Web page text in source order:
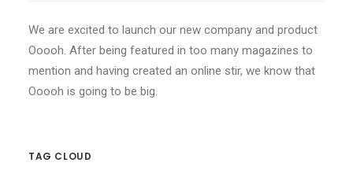
We are excited to launch our new company and product
Ooooh. After being featured in too many magazines to
mention and having created an online stir, we know that
Ooooh is going to be big.
TAG CLOUD